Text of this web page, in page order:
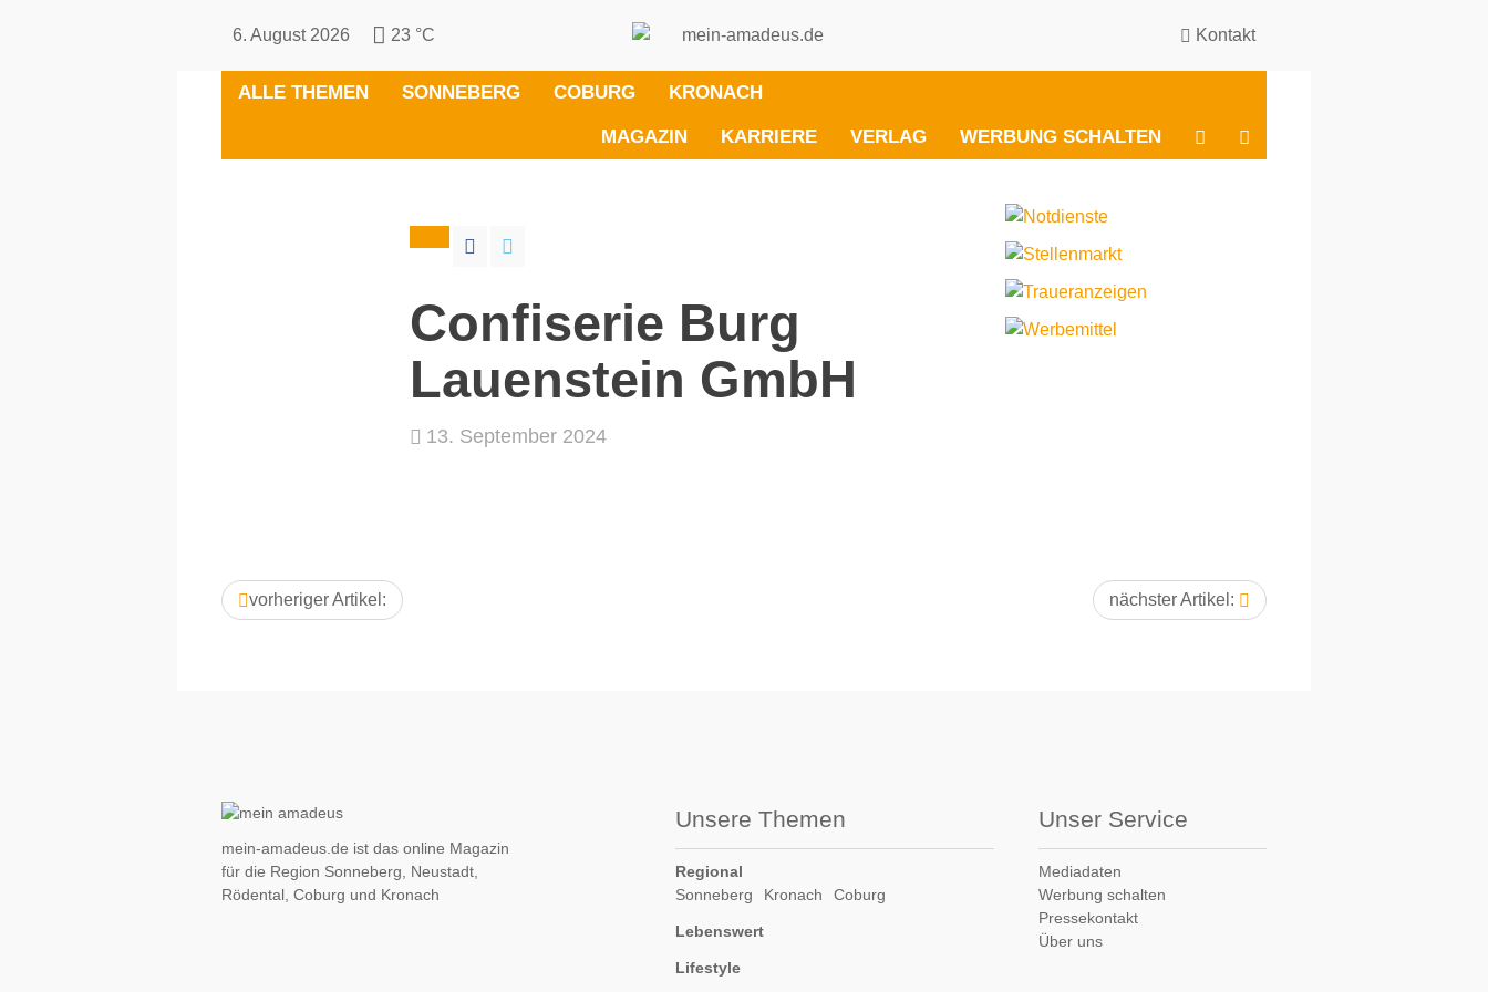
6. August 2026 23 °C Kontakt
ALLE THEMEN SONNEBERG COBURG KRONACH
MAGAZIN KARRIERE VERLAG WERBUNG SCHALTEN
BESUCHEN
SIE
SIE
Confiserie Burg
Lauenstein GmbH
13. September 2024
vorheriger Artikel: nächster Artikel:
mein-amadeus.de ist das online Magazin
für die Region Sonneberg, Neustadt,
Rödental, Coburg und Kronach
Unsere Themen
Regional
Sonneberg
Kronach Coburg
Lebenswert
Lifestyle
Unser Service
Mediadaten
Werbung schalten
Pressekontakt
Über uns